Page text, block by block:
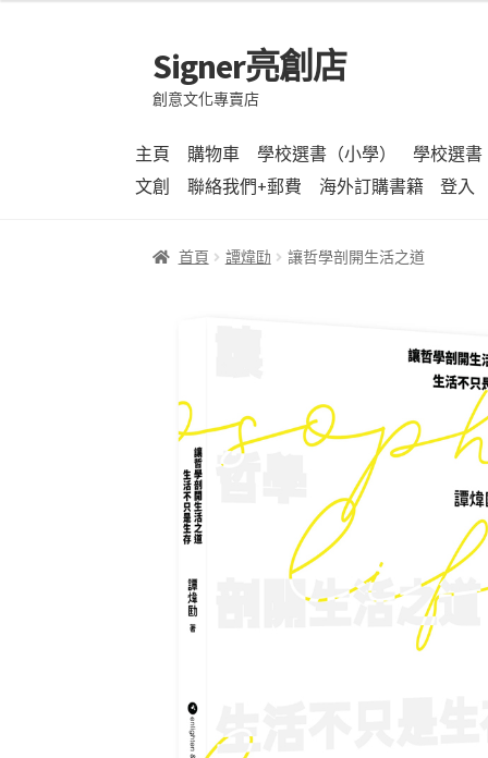
跳
至
導
列
跳
至
主
內
容
Signer亮創店
創意文化專賣店
主頁 購物車 學校選書（小學）
學校選
文創
聯絡我們+郵費 海外訂購書籍 登入
首頁 譚煒劻 讓哲學剖開生活之道